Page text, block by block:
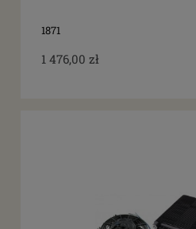
1871
1 476,00 zł